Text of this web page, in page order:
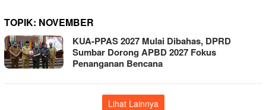
TOPIK: NOVEMBER
KUA-PPAS 2027 Mulai Dibahas, DPRD
Sumbar Dorong APBD 2027 Fokus
Penanganan Bencana
Lihat Lainnya